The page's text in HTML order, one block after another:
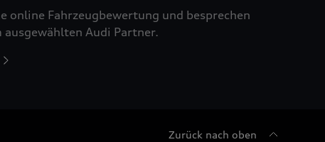
online Fahrzeugbewertung und besprechen
Audi Partner.
Zurück nach oben